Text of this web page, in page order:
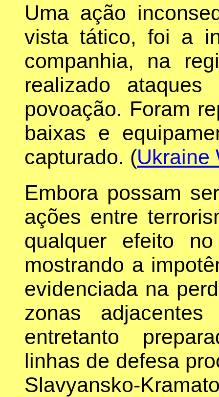
Uma ação
vista tático, foi a
companhia, na
realizado
povoação. Foram
baixas e
capturado. (Ukraine
Embora possam
ações entre
qualquer efeito
mostrando a
evidenciada na
zonas
entretanto
linhas de defesa
Slavyansko-